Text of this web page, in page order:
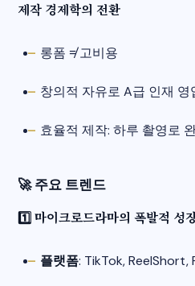
제작 경제학의 전환
롱폼 ≠ 고비용
창의적 자유로 A급 인재 영
효율적 제작: 하루 촬영로
🚀주요 트렌드
1️⃣ 마이크로드라마의 폭발적 성
플랫폼: TikTok,